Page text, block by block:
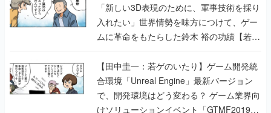
「新しい3D表現のために、軍事技術を採り
入れたい」世界情勢を味方につけて、ゲー
ムに革命をもたらした鈴木 裕の功績【若ゲ
のいたり】
【田中圭一：若ゲのいたり】ゲーム開発統
合環境「Unreal Engine」最新バージョン
で、開発環境はどう変わる？ ゲーム業界向
けソリューションイベント「GTMF2019」